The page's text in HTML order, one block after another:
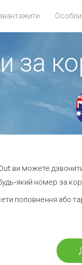
за
ви можете
який номер за
поповнення або